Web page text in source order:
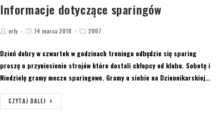
Informacje dotyczące sparingów
orly 14 marca 2018 2007
Dzień dobry w czwartek w godzinach treningu odbędzie się sparing
proszę o przyniesienie strojów które dostali chłopcy od klubu. Sobotę i
Niedzielę gramy mecze sparingowe. Gramy u siebie na Dziennikarskiej…
CZYTAJ DALEJ